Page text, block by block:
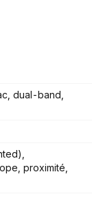
dual-band,
proximité,